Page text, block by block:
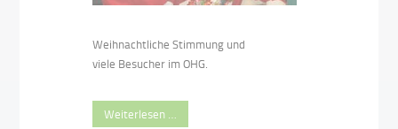
Weihnachtliche Stimmung und
viele Besucher im OHG.
Weiterlesen …